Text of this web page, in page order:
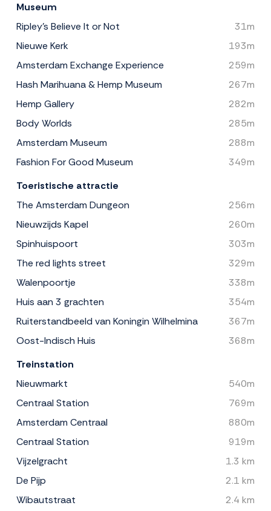
Museum
Ripley's Believe It or Not
31m
Nieuwe Kerk
193m
Amsterdam Exchange Experience
259m
Hash Marihuana & Hemp Museum
267m
Hemp Gallery
282m
Body Worlds
285m
Amsterdam Museum
288m
Fashion For Good Museum
349m
Toeristische attractie
The Amsterdam Dungeon
256m
Nieuwzijds Kapel
260m
Spinhuispoort
303m
The red lights street
329m
Walenpoortje
338m
Huis aan 3 grachten
354m
Ruiterstandbeeld van Koningin Wilhelmina
367m
Oost-Indisch Huis
368m
Treinstation
Nieuwmarkt
540m
Centraal Station
769m
Amsterdam Centraal
880m
Centraal Station
919m
Vijzelgracht
1.3 km
De Pijp
2.1 km
Wibautstraat
2.4 km